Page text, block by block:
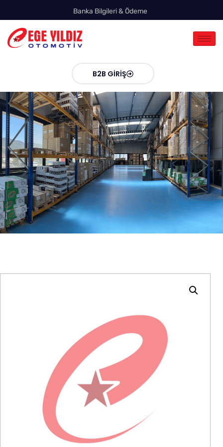
Banka Bilgileri & Ödeme
B2B GIRIŞ